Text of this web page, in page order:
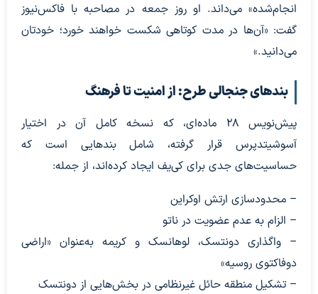
انجام‌شده» می‌داند. او روز جمعه در مصاحبه با فاکس‌نیوز
گفت: «آن‌ها در مدت کوتاهی شکست خواهند خورد؛ خودتان
می‌دانید.»
بندهای جنجالی طرح: از امنیت تا فرهنگ
پیش‌نویس ۲۸ ماده‌ای، که نسخه کامل آن در اختیار
آسوشیتدپرس قرار گرفته، شامل بندهایی است که
حساسیت‌های جدی برای کی‌یف ایجاد کرده‌اند، از جمله:
– محدودسازی ارتش اوکراین
– الزام به عدم عضویت در ناتو
– واگذاری دونتسک، لوهانسک و کریمه به‌عنوان «اراضی
دوفاکتوی روسیه»
– تشکیل منطقه حائل غیرنظامی در بخش‌هایی از دونتسک